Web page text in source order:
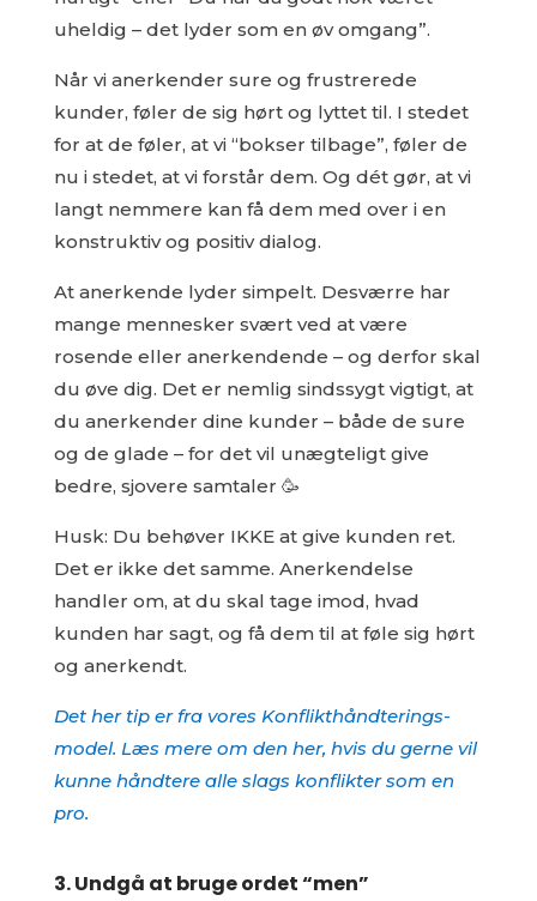
uheldig – det lyder som en øv omgang”.
Når vi anerkender sure og frustrerede
kunder, føler de sig hørt og lyttet til. I stedet
for at de føler, at vi “bokser tilbage”, føler de
nu i stedet, at vi forstår dem. Og dét gør, at vi
langt nemmere kan få dem med over i en
konstruktiv og positiv dialog.
At anerkende lyder simpelt. Desværre har
mange mennesker svært ved at være
rosende eller anerkendende – og derfor skal
du øve dig. Det er nemlig sindssygt vigtigt, at
du anerkender dine kunder – både de sure
og de glade – for det vil unægteligt give
bedre, sjovere samtaler 🥳
Husk: Du behøver IKKE at give kunden ret.
Det er ikke det samme. Anerkendelse
handler om, at du skal tage imod, hvad
kunden har sagt, og få dem til at føle sig hørt
og anerkendt.
Det her tip er fra vores Konflikthåndterings-
model. Læs mere om den her, hvis du gerne vil
kunne håndtere alle slags konflikter som en
pro.
3. Undgå at bruge ordet “men”